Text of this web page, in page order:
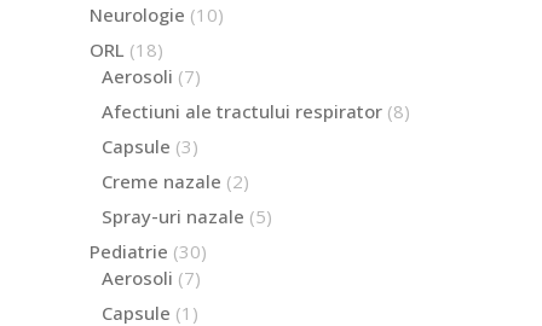
Neurologie 1010
ORL 1818
produse
Aerosoli 77
Afectiuni ale tractului respirator 88
Capsule 33
Creme nazale 22
Spray-uri nazale 55
Pediatrie 3030
Aerosoli 77
Capsule 1 1